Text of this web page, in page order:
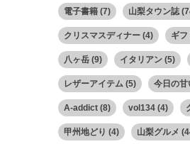
電子書籍 (7) 山梨タウン誌
クリスマスディナー (4) ギフ
八ヶ岳 (9) イタリアン (5)
レザーアイテム (5) 今日の甘
A-addict (8) vol134 (4)
甲州地どり (4) 山梨グルメ